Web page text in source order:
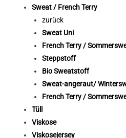
Sweat / French Terry
zurück
Sweat Uni
French Terry /
Steppstoff
Bio Sweatstoff
Sweat-angeraut/
French Terry /
Tüll
Viskose
Viskosejersey